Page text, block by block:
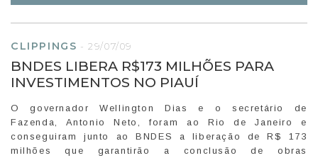
CLIPPINGS - 29/07/09
BNDES LIBERA R$173 MILHÕES PARA
INVESTIMENTOS NO PIAUÍ
O governador Wellington Dias e o secretário de
Fazenda, Antonio Neto, foram ao Rio de Janeiro e
conseguiram junto ao BNDES a liberação de R$ 173
milhões que garantirão a conclusão de obras